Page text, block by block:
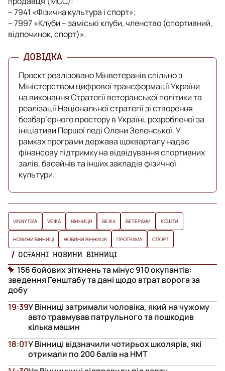
– 7941 «Фізична культура і спорт»;
– 7997 «Клуби – заміські клуби, членство (спортивний,
відпочинок, спорт)».
Проєкт реалізовано Мінветеранів спільно з
Міністерством цифрової трансформації України
на виконання Стратегії ветеранської політики та
реалізації Національної стратегії зі створення
безбарʼєрного простору в Україні, розробленої за
ініціативи Першої леді Олени Зеленської. У
рамках програми держава щокварталу надає
фінансову підтримку на відвідування спортивних
залів, басейнів та інших закладів фізичної
культури.
VINNYTSIA VЕЖА ВІННИЦЯ ВЕЖА ВЕТЕРАНИ КОШТИ
НОВИНИ ВІННИЦІ НОВИНИ ВІННИЦЯ ПРОГРАМА СПОРТ
ОСТАННІ НОВИНИ ВІННИЦІ
156 бойових зіткнень та мінус 910 окупантів:
зведення Генштабу та дані щодо втрат ворога за
добу
У Вінниці затримали чоловіка, який на чужому
авто травмував патрульного та пошкодив
кілька машин
19:39
У Вінниці відзначили чотирьох школярів, які
отримали по 200 балів на НМТ
18:01